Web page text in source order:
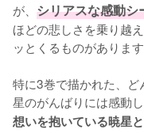
が、 シリアスな感動シ
ほどの悲しさを乗り越
ッとくるものがあります
特に3巻で描かれた、
星のがんばりには感動
想いを抱いている暁星